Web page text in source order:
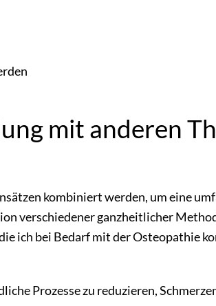
mit anderen
kombiniert werden, um eine
verschiedener ganzheitlicher
ich bei Bedarf mit der Osteopathie
Prozesse zu reduzieren,